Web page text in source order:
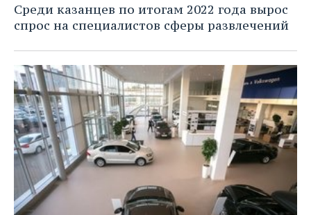
Среди казанцев по итогам 2022 года вырос
спрос на специалистов сферы развлечений